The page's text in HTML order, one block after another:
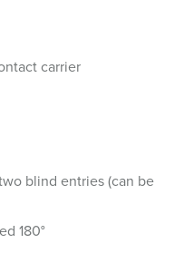
carrier
blind entries (can be
180°